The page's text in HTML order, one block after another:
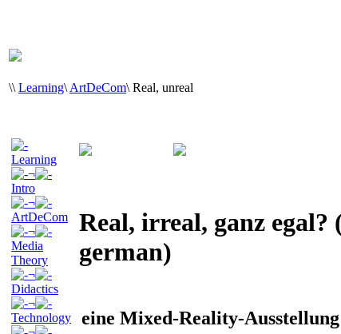
\\ Learning\ ArtDeCom\ Real, unreal
Learning
¬
Intro
¬
ArtDeCom
¬
Media
Theory
¬
Didactics
¬
Technology
Real, irreal, ganz
german)
eine Mixed-Reality-Ausstellung